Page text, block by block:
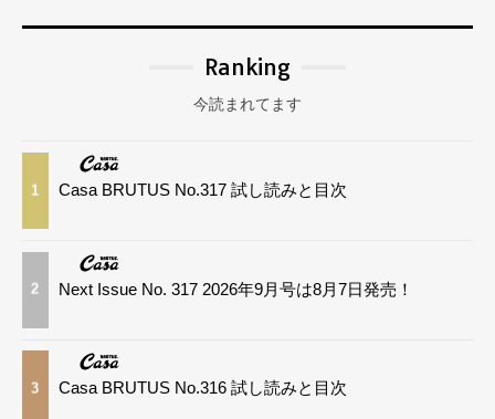
Ranking
今読まれてます
1 Casa BRUTUS No.317 試し読みと目次
2 Next Issue No. 317 2026年9月号は8月7日発売！
3 Casa BRUTUS No.316 試し読みと目次